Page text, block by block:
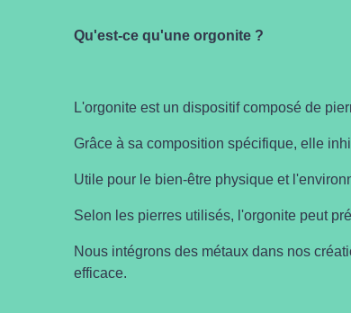
Qu'est-ce qu'une orgonite ?
L'orgonite est un dispositif composé de
Grâce à sa composition spécifique, elle
Utile pour le bien-être physique et
Selon les pierres utilisés, l'orgonite peut
Nous intégrons des métaux dans nos
efficace.